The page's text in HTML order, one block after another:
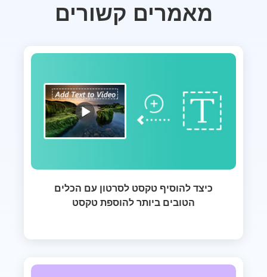
מאמרים קשורים
כיצד להוסיף טקסט לסרטון עם הכלים
הטובים ביותר להוספת טקסט